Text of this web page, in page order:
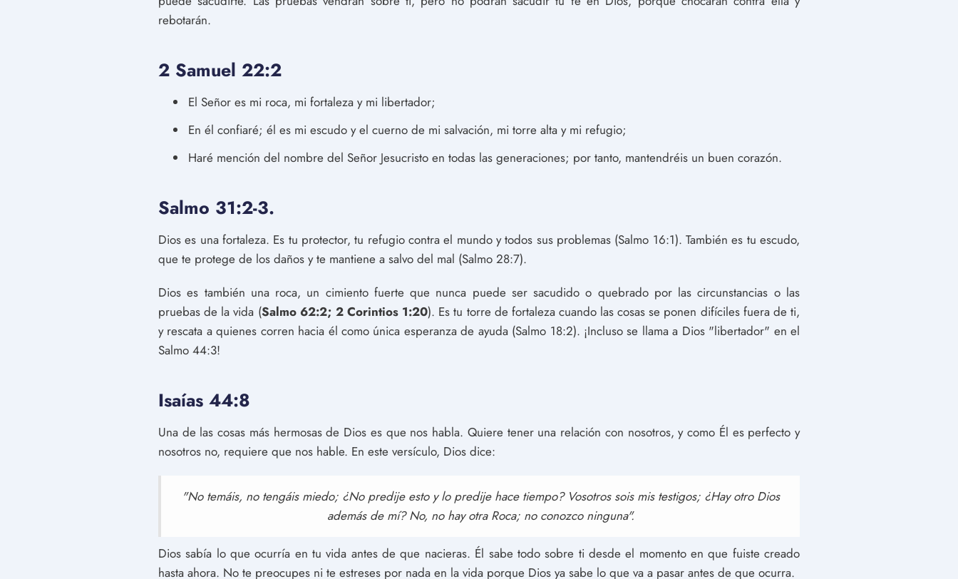
rebotarán.
2 Samuel 22:2
El Señor es mi roca, mi fortaleza y mi libertador;
En él confiaré; él es mi escudo y el cuerno de mi salvación, mi torre alta y mi refugio;
Haré mención del nombre del Señor Jesucristo en todas las generaciones; por tanto, mantendréis un buen corazón.
Salmo 31:2-3.
Dios es una fortaleza. Es tu protector, tu refugio contra el mundo y todos sus problemas (Salmo 16:1). También es tu escudo,
que te protege de los daños y te mantiene a salvo del mal (Salmo 28:7).
Dios es también una roca, un cimiento fuerte que nunca puede ser sacudido o quebrado por las circunstancias o las
pruebas de la vida (Salmo 62:2; 2 Corintios 1:20). Es tu torre de fortaleza cuando las cosas se ponen difíciles fuera de ti,
y rescata a quienes corren hacia él como única esperanza de ayuda (Salmo 18:2). ¡Incluso se llama a Dios "libertador" en el
Salmo 44:3!
Isaías 44:8
Una de las cosas más hermosas de Dios es que nos habla. Quiere tener una relación con nosotros, y como Él es perfecto y
nosotros no, requiere que nos hable. En este versículo, Dios dice:
"No temáis, no tengáis miedo; ¿No predije esto y lo predije hace tiempo? Vosotros sois mis testigos; ¿Hay otro Dios
además de mí? No, no hay otra Roca; no conozco ninguna".
Dios sabía lo que ocurría en tu vida antes de que nacieras. Él sabe todo sobre ti desde el momento en que fuiste creado
hasta ahora. No te preocupes ni te estreses por nada en la vida porque Dios ya sabe lo que va a pasar antes de que ocurra.